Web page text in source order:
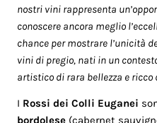
nostri vini rappresenta
conoscere ancora meglio
chance per mostrare l’unicità
vini di pregio, nati in un
artistico di rara bellezza e
I Rossi dei Colli Euganei
bordolese (cabernet